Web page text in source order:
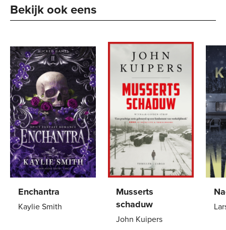
Bekijk ook eens
Enchantra
Kaylie Smith
Musserts
schaduw
John Kuipers